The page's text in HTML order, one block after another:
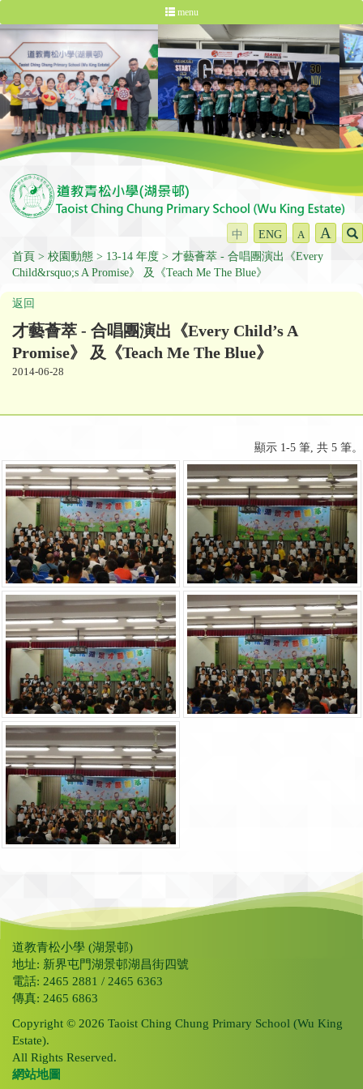
menu
中 ENG A A
首頁 校園動態 13-14 年度
才藝薈萃 - 合唱團演出《Every
Child&rsquo;s A Promise》 及《Teach Me The Blue》
返回
才藝薈萃 - 合唱團演出《Every Child’s A
Promise》 及《Teach Me The Blue》
2014-06-28
顯示 1-5 筆, 共 5 筆。
道教青松小學 (湖景邨)
地址: 新界屯門湖景邨湖昌街四號
電話: 2465 2881 / 2465 6363
傳真: 2465 6863
Copyright © 2026 Taoist Ching Chung Primary School (Wu King
Estate).
All Rights Reserved.
網站地圖